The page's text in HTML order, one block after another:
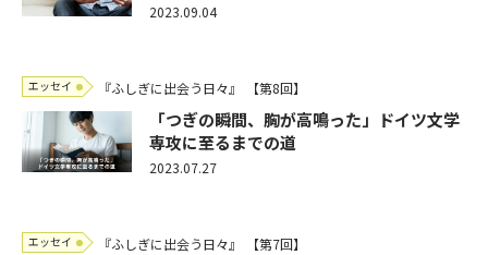
2023.09.04
エッセイ 『ふしぎに出会う日々』 【第8回】
「つぎの瞬間、胸が高鳴った」ドイツ文学
専攻に至るまでの道
2023.07.27
エッセイ 『ふしぎに出会う日々』 【第7回】